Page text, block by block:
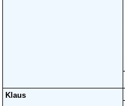
Klaus